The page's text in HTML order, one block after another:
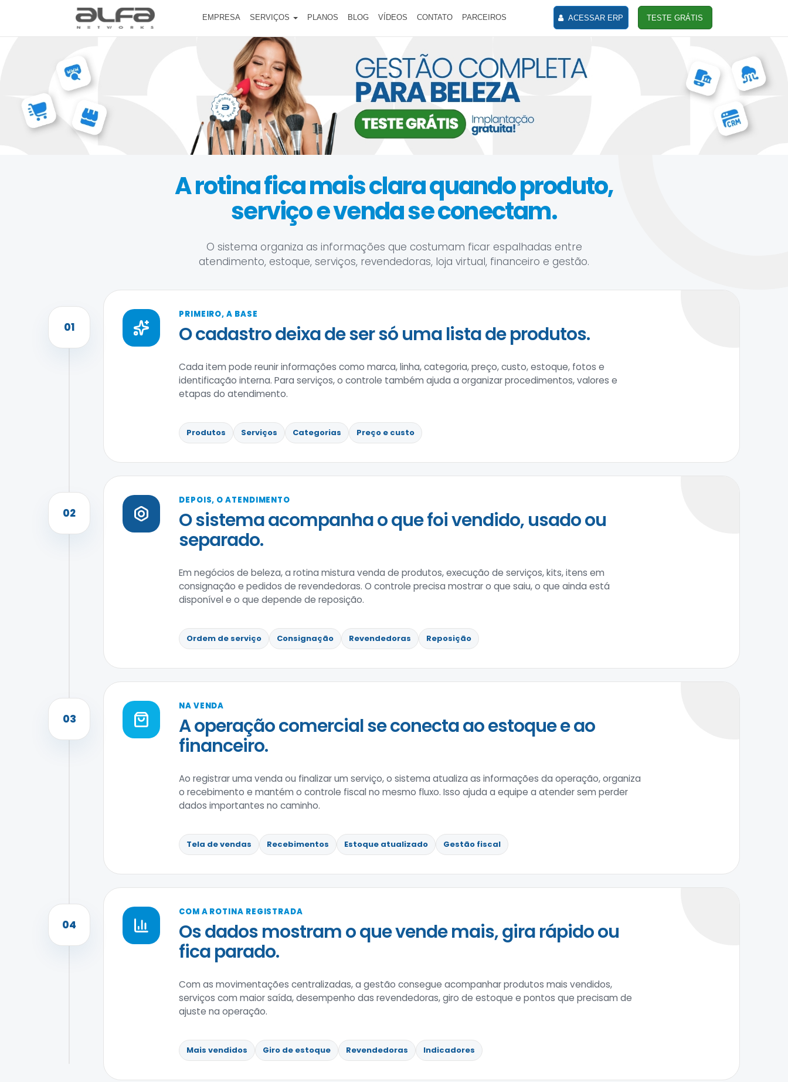
EMPRESA SERVIÇOS PLANOS BLOG VÍDEOS CONTATO PARCEIROS ACESSAR ERP TESTE GRÁTIS
A rotina fica mais clara quando produto,
serviço e venda se conectam.
O sistema organiza as informações que costumam ficar espalhadas entre
atendimento, estoque, serviços, revendedoras, loja virtual, financeiro e gestão.
01
PRIMEIRO, A BASE
O cadastro deixa de ser só uma lista de produtos.
Cada item pode reunir informações como marca, linha, categoria, preço, custo, estoque, fotos e
identificação interna. Para serviços, o controle também ajuda a organizar procedimentos, valores e
etapas do atendimento.
Produtos Serviços Categorias Preço e custo
02
DEPOIS, O ATENDIMENTO
O sistema acompanha o que foi vendido, usado ou
separado.
Em negócios de beleza, a rotina mistura venda de produtos, execução de serviços, kits, itens em
consignação e pedidos de revendedoras. O controle precisa mostrar o que saiu, o que ainda está
disponível e o que depende de reposição.
Ordem de serviço Consignação Revendedoras Reposição
03
NA VENDA
A operação comercial se conecta ao estoque e ao
financeiro.
Ao registrar uma venda ou finalizar um serviço, o sistema atualiza as informações da operação, organiza
o recebimento e mantém o controle fiscal no mesmo fluxo. Isso ajuda a equipe a atender sem perder
dados importantes no caminho.
Tela de vendas Recebimentos Estoque atualizado Gestão fiscal
04
COM A ROTINA REGISTRADA
Os dados mostram o que vende mais, gira rápido ou
fica parado.
Com as movimentações centralizadas, a gestão consegue acompanhar produtos mais vendidos,
serviços com maior saída, desempenho das revendedoras, giro de estoque e pontos que precisam de
ajuste na operação.
Mais vendidos Giro de estoque Revendedoras Indicadores